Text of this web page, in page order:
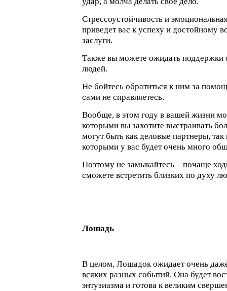
Стрессоустойчивость и
приведет вас к успеху и достойному
заслуги.
Также вы можете ожидать поддержки
людей.
Не бойтесь обратиться к ним за
сами не справляетесь.
Вообще, в этом году в вашей жизни
которыми вы захотите выстраивать
могут быть как деловые партнеры,
которыми у вас будет очень много
Поэтому не замыкайтесь – почаще
сможете встретить близких по духу
Лошадь
В целом, Лошадок ожидает очень
всяких разных событий. Она будет
энтузиазма и готова к великим